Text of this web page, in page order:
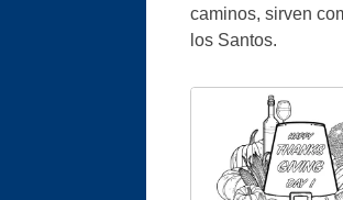
caminos, sirven
los Santos.